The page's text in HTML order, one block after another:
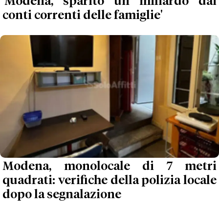
conti correnti delle famiglie'
Modena, monolocale di 7 metri
quadrati: verifiche della polizia locale
dopo la segnalazione